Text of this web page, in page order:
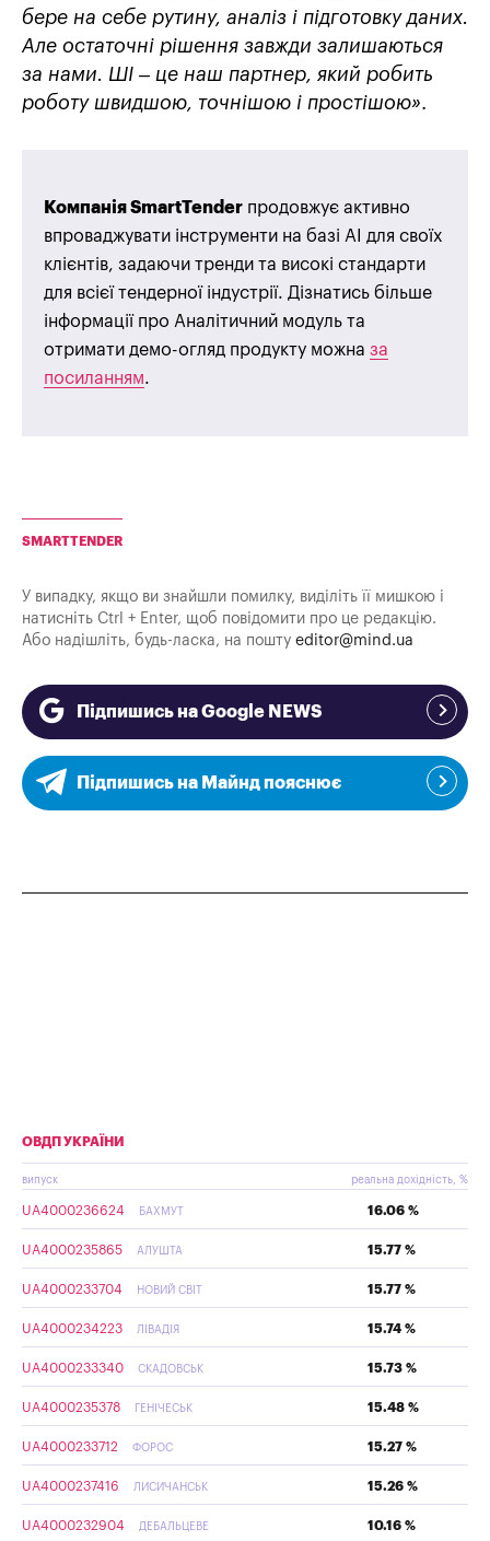
бере на себе рутину, аналіз і підготовку даних.
Але остаточні рішення завжди залишаються
за нами. ШІ – це наш партнер, який робить
роботу швидшою, точнішою і простішою».
Компанія SmartTender продовжує активно
впроваджувати інструменти на базі AI для своїх
клієнтів, задаючи тренди та високі стандарти
для всієї тендерної індустрії. Дізнатись більше
інформації про Аналітичний модуль та
отримати демо-огляд продукту можна за
посиланням.
SMARTTENDER
У випадку, якщо ви знайшли помилку, виділіть її мишкою і
натисніть Ctrl + Enter, щоб повідомити про це редакцію.
Або надішліть, будь-ласка, на пошту editor@mind.ua
Підпишись на Google NEWS
Підпишись на Майнд пояснює
ОВДП УКРАЇНИ
випуск реальна дохідність, %
UA4000236624 БАХМУТ 16.06 %
UA4000235865 АЛУШТА 15.77 %
UA4000233704 НОВИЙ СВІТ 15.77 %
UA4000234223 ЛІВАДІЯ 15.74 %
UA4000233340 СКАДОВСЬК 15.73 %
UA4000235378 ГЕНІЧЕСЬК 15.48 %
UA4000233712 ФОРОС 15.27 %
UA4000237416 ЛИСИЧАНСЬК 15.26 %
UA4000232904 ДЕБАЛЬЦЕВЕ 10.16 %